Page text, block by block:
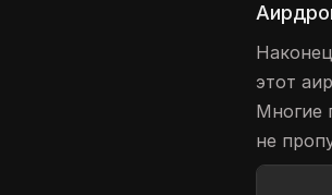
этот
Многие
не